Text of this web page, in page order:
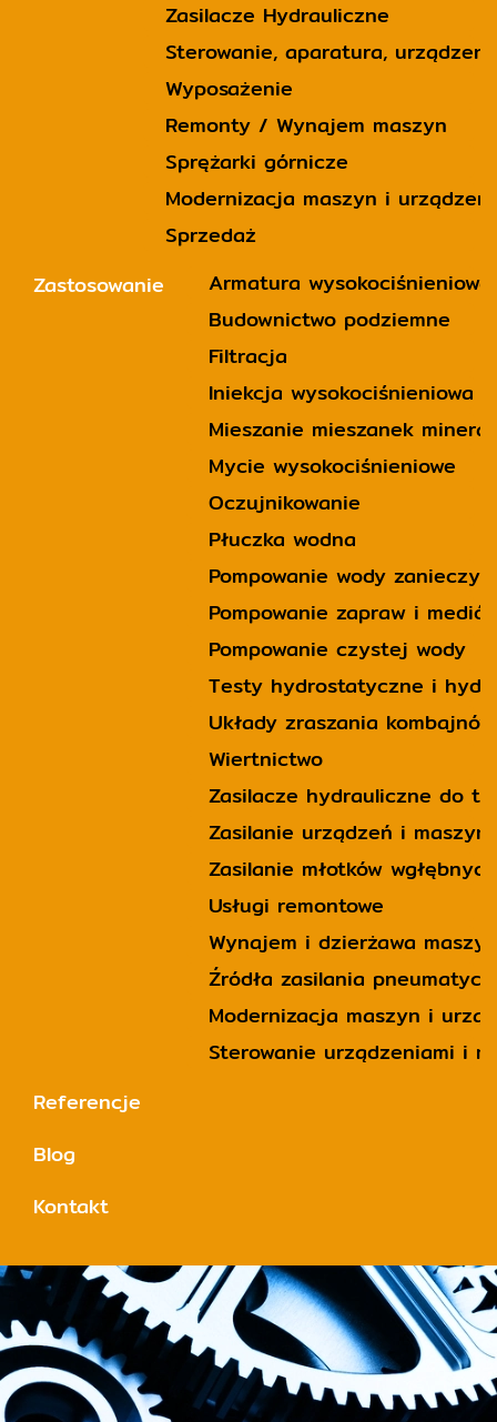
Zasilacze Hydrauliczne
Sterowanie, aparatura,
Wyposażenie
Remonty / Wynajem maszyn
Sprężarki górnicze
Modernizacja maszyn i urządzeń
Sprzedaż
Zastosowanie
Armatura wysokociśnieniowa
Budownictwo podziemne
Filtracja
Iniekcja wysokociśnieniowa
Mieszanie mieszanek
Mycie wysokociśnieniowe
Oczujnikowanie
Płuczka wodna
Pompowanie wody
Pompowanie zapraw i
Pompowanie czystej wody
Testy hydrostatyczne i
Układy zraszania
Wiertnictwo
Zasilacze hydrauliczne do
Zasilanie urządzeń i
Zasilanie młotków wgłębnych
Usługi remontowe
Wynajem i dzierżawa maszyn
Źródła zasilania
Modernizacja maszyn i
Sterowanie urządzeniami i
Referencje
Blog
Kontakt